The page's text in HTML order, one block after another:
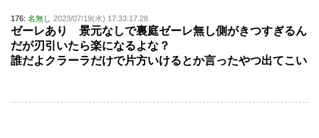
176: 名無し 2023/07/19(水) 17:33:17.28
ゼーレあり 景元なしで裏庭ゼーレ無し側がきつすぎるん
だが刃引いたら楽になるよな？
誰だよクラーラだけで片方いけるとか言ったやつ出てこい